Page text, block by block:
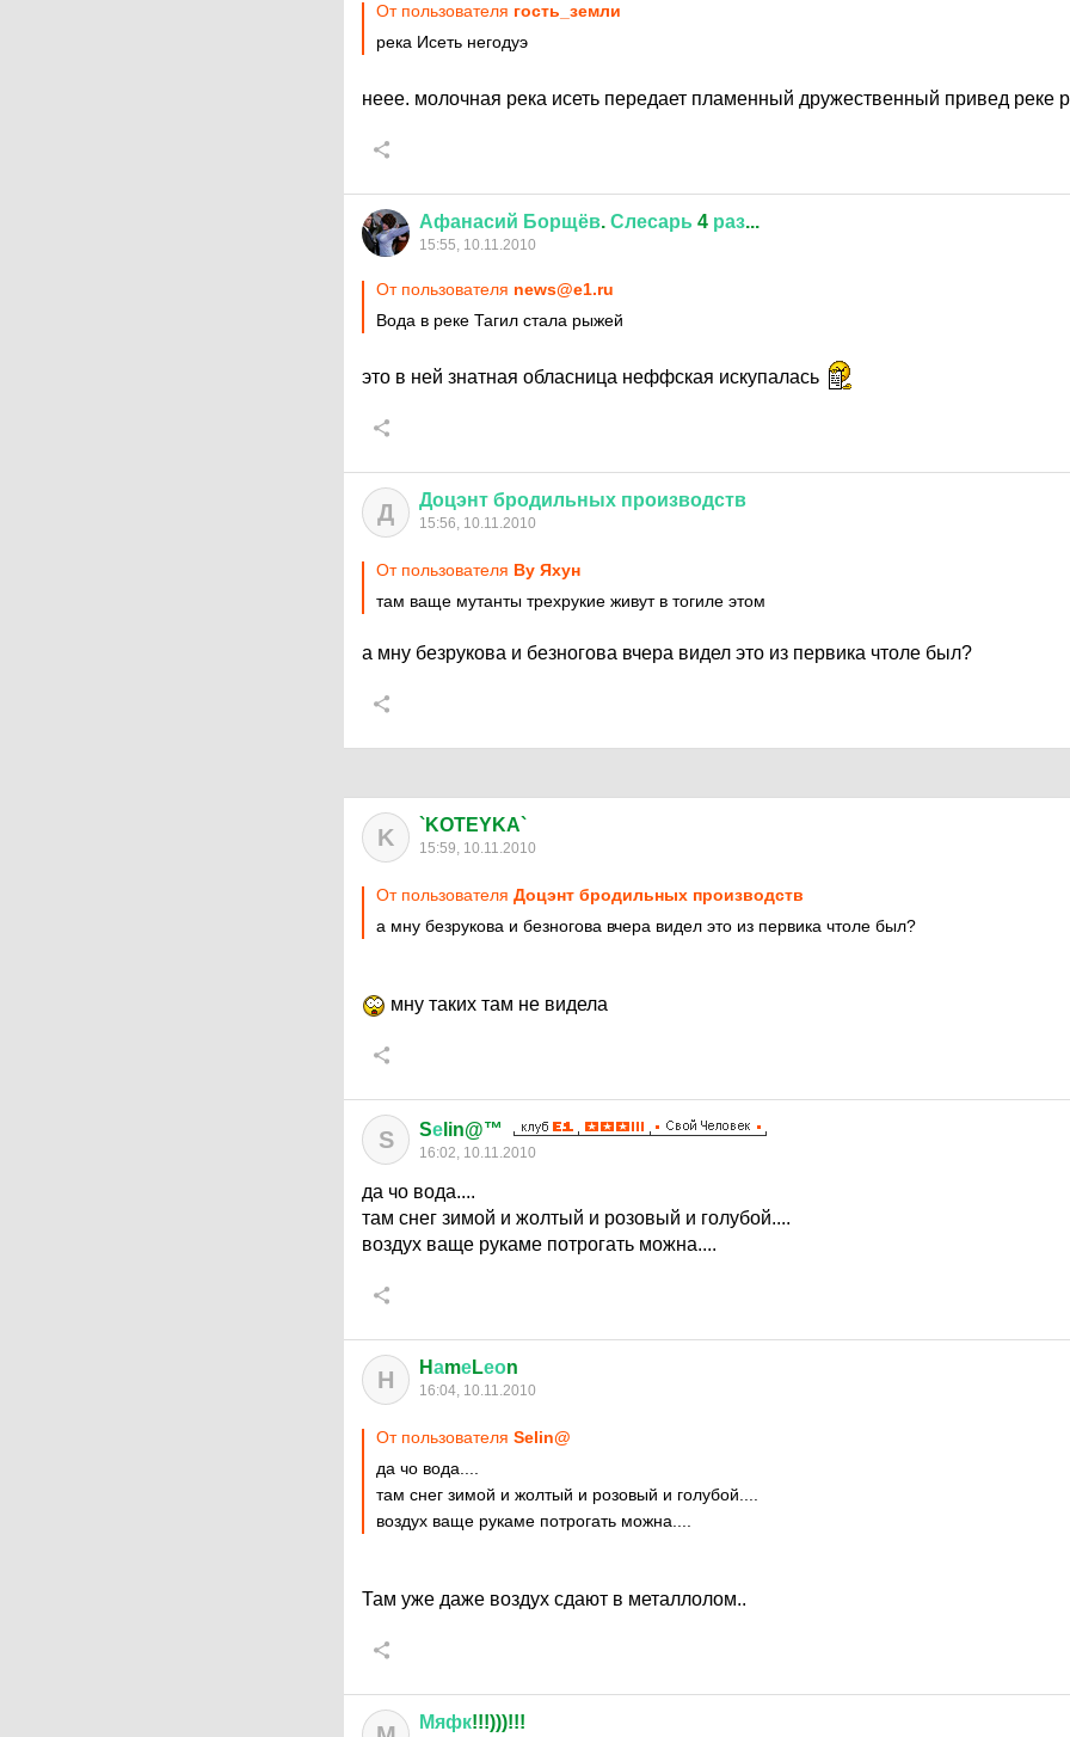
От пользователя гость_земли
река Исеть негодуэ
неее. молочная река исеть передает пламенный дружественный привед реке
Афанасий Борщёв. Слесарь 4 раз...
15:55, 10.11.2010
От пользователя news@e1.ru
Вода в реке Тагил стала рыжей
это в ней знатная обласница неффская искупалась
Д Доцэнт бродильных производств
15:56, 10.11.2010
От пользователя Ву Яхун
там ваще мутанты трехрукие живут в тогиле этом
а мну безрукова и безногова вчера видел это из первика чтоле был?
K `KOTEYKA`
15:59, 10.11.2010
От пользователя Доцэнт бродильных производств
а мну безрукова и безногова вчера видел это из первика чтоле был?
мну таких там не видела
S Sе lin@™
16:02, 10.11.2010
да чо вода....
там снег зимой и жолтый и розовый и голубой....
воздух ваще рукаме потрогать можна....
H HаmеLеоn
16:04, 10.11.2010
От пользователя Sеlin@
да чо вода....
там снег зимой и жолтый и розовый и голубой....
воздух ваще рукаме потрогать можна....
Там уже даже воздух сдают в металлолом..
Мяфк!!!)))!!!